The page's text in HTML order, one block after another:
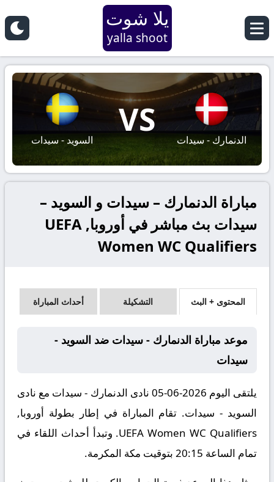
يلا شوت
yalla shoot
الدنمارك - سيدات
VS
السويد - سيدات
مباراة الدنمارك – سيدات و السويد –
سيدات بث مباشر في أوروبا, UEFA
Women WC Qualifiers
المحتوى + البث التشكيلة أحداث المباراة
موعد مباراة الدنمارك - سيدات ضد السويد -
سيدات
يلتقى اليوم 2026-06-05 نادى الدنمارك - سيدات مع نادى
السويد - سيدات. تقام المباراة في إطار بطولة أوروبا,
UEFA Women WC Qualifiers. وتبدأ أحداث اللقاء في
تمام الساعة 20:15 بتوقيت مكة المكرمة.